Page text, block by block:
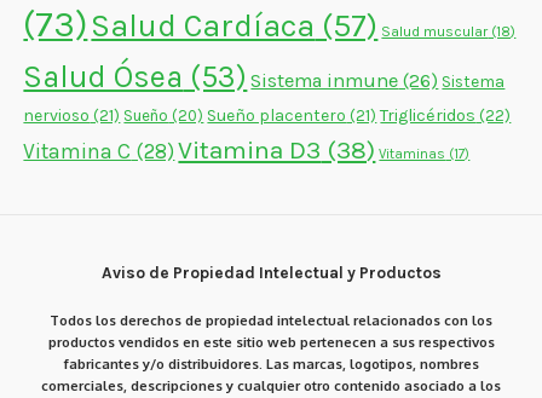
(73)Salud Cardíaca (57) Salud muscular(18)
Salud Ósea (53) Sistema inmune (26) Sistema
nervioso (21) Sueño (20) Sueño placentero (21) Triglicéridos (22)
Vitamina C (28) Vitamina D3 (38) Vitaminas (17)
Aviso de Propiedad Intelectual y Productos
Todos los derechos de propiedad intelectual relacionados con los
productos vendidos en este sitio web pertenecen a sus respectivos
fabricantes y/o distribuidores. Las marcas, logotipos, nombres
comerciales, descripciones y cualquier otro contenido asociado a los